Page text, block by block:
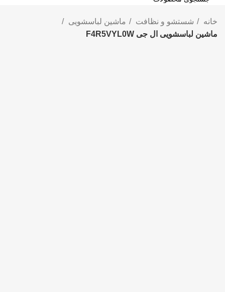
جستجوخانه شستشو و نظافت
ماشین لباسشویی
ماشین لباسشویی ال جی F4R5VYL0W